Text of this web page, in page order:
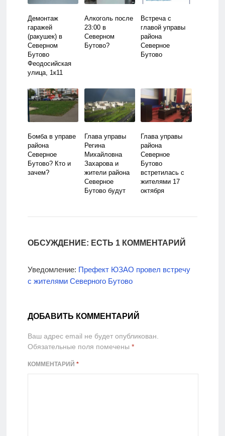
Демонтаж
гаражей
(ракушек) в
Северном
Бутово
Феодосийская
улица, 1к11
Алкоголь после
23:00 в
Северном
Бутово?
Встреча с
главой управы
района
Северное
Бутово
Бомба в управе
района
Северное
Бутово? Кто и
зачем?
Глава управы
Регина
Михайловна
Захарова и
жители района
Северное
Бутово будут
спорте
Глава управы
района
Северное
Бутово
встретилась с
жителями 17
октября
ОБСУЖДЕНИЕ: ЕСТЬ 1 КОММЕНТАРИЙ
Уведомление: Префект ЮЗАО провел встречу
с жителями Северного Бутово
ДОБАВИТЬ КОММЕНТАРИЙ
Ваш адрес email не будет опубликован.
Обязательные поля помечены *
КОММЕНТАРИЙ *